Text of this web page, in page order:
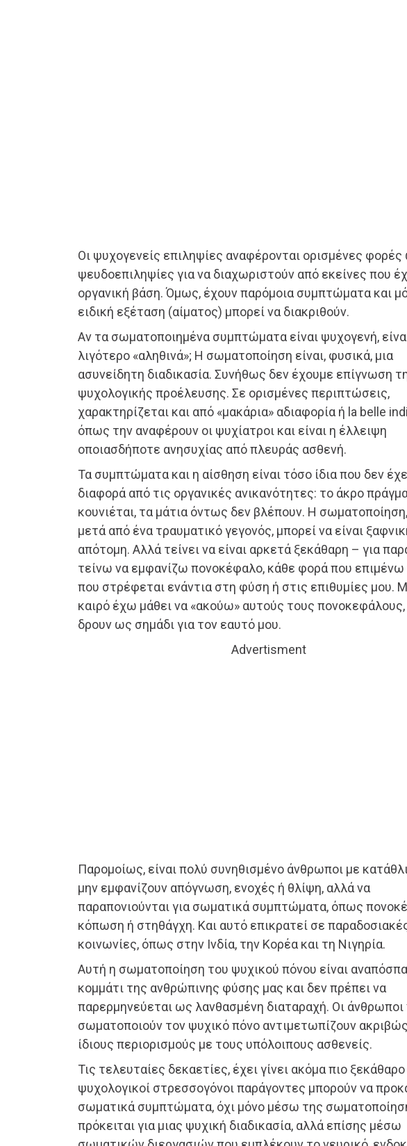
Οι ψυχογενείς επιληψίες αναφέρονται ορισμένες
ψευδοεπιληψίες για να διαχωριστούν από εκείνες που
οργανική βάση. Όμως, έχουν παρόμοια συμπτώματα και
ειδική εξέταση (αίματος) μπορεί να διακριθούν.
Αν τα σωματοποιημένα συμπτώματα είναι ψυχογενή,
λιγότερο «αληθινά»; Η σωματοποίηση είναι, φυσικά, μια
ασυνείδητη διαδικασία. Συνήθως δεν έχουμε επίγνωση
ψυχολογικής προέλευσης. Σε ορισμένες περιπτώσεις,
χαρακτηρίζεται και από «μακάρια» αδιαφορία ή la belle
όπως την αναφέρουν οι ψυχίατροι και είναι η έλλειψη
οποιασδήποτε ανησυχίας από πλευράς ασθενή.
Τα συμπτώματα και η αίσθηση είναι τόσο ίδια που δεν
διαφορά από τις οργανικές ανικανότητες: το άκρο
κουνιέται, τα μάτια όντως δεν βλέπουν. Η σωματοποίηση,
μετά από ένα τραυματικό γεγονός, μπορεί να είναι
απότομη. Αλλά τείνει να είναι αρκετά ξεκάθαρη – για
τείνω να εμφανίζω πονοκέφαλο, κάθε φορά που επιμένω
που στρέφεται ενάντια στη φύση ή στις επιθυμίες μου.
καιρό έχω μάθει να «ακούω» αυτούς τους
δρουν ως σημάδι για τον εαυτό μου.
Advertisment
Παρομοίως, είναι πολύ συνηθισμένο άνθρωποι με
μην εμφανίζουν απόγνωση, ενοχές ή θλίψη, αλλά να
παραπονιούνται για σωματικά συμπτώματα, όπως
κόπωση ή στηθάγχη. Και αυτό επικρατεί σε
κοινωνίες, όπως στην Ινδία, την Κορέα και τη Νιγηρία.
Αυτή η σωματοποίηση του ψυχικού πόνου είναι
κομμάτι της ανθρώπινης φύσης μας και δεν πρέπει να
παρερμηνεύεται ως λανθασμένη διαταραχή. Οι άνθρωποι
σωματοποιούν τον ψυχικό πόνο αντιμετωπίζουν
ίδιους περιορισμούς με τους υπόλοιπους ασθενείς.
Τις τελευταίες δεκαετίες, έχει γίνει ακόμα πιο ξεκάθαρο
ψυχολογικοί στρεσσογόνοι παράγοντες μπορούν να
σωματικά συμπτώματα, όχι μόνο μέσω της
πρόκειται για μιας ψυχική διαδικασία, αλλά επίσης μέσω